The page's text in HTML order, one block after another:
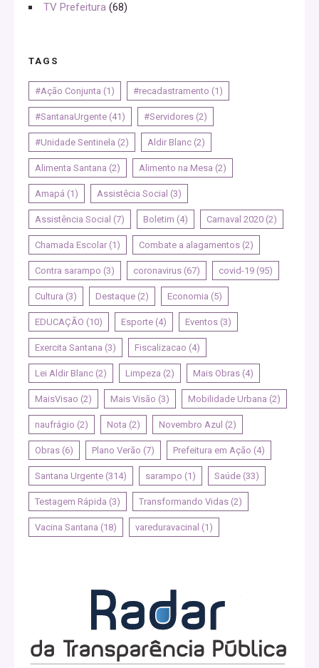
TV Prefeitura (68)
TAGS
#Ação Conjunta (1) #recadastramento (1)
#SantanaUrgente (41) #Servidores (2)
#Unidade Sentinela (2) Aldir Blanc (2)
Alimenta Santana (2) Alimento na Mesa (2)
Amapá (1) Assistêcia Social (3)
Assistência Social (7) Boletim (4) Carnaval 2020 (2)
Chamada Escolar (1) Combate a alagamentos (2)
Contra sarampo (3) coronavirus (67) covid-19 (95)
Cultura (3) Destaque (2) Economia (5)
EDUCAÇÃO (10) Esporte (4) Eventos (3)
Exercita Santana (3) Fiscalizacao (4)
Lei Aldir Blanc (2) Limpeza (2) Mais Obras (4)
MaisVisao (2) Mais Visão (3) Mobilidade Urbana (2)
naufrágio (2) Nota (2) Novembro Azul (2)
Obras (6) Plano Verão (7) Prefeitura em Ação (4)
Santana Urgente (314) sarampo (1) Saúde (33)
Testagem Rápida (3) Transformando Vidas (2)
Vacina Santana (18) vareduravacinal (1)